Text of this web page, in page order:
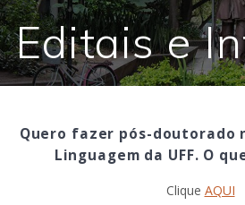
Editais e
Quero fazer pós-doutorado
Linguagem da UFF. O
Clique AQUI